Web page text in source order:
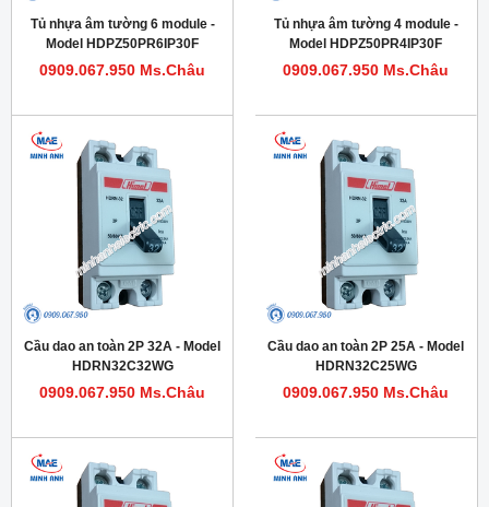
Tủ nhựa âm tường 6 module -
Model HDPZ50PR6IP30F
0909.067.950 Ms.Châu
Tủ nhựa âm tường 4 module -
Model HDPZ50PR4IP30F
0909.067.950 Ms.Châu
Cầu dao an toàn 2P 32A - Model
HDRN32C32WG
0909.067.950 Ms.Châu
Cầu dao an toàn 2P 25A - Model
HDRN32C25WG
0909.067.950 Ms.Châu